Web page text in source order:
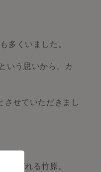
多くいました。
いう思いから、カ
させていただきまし
呼ばれる竹原。